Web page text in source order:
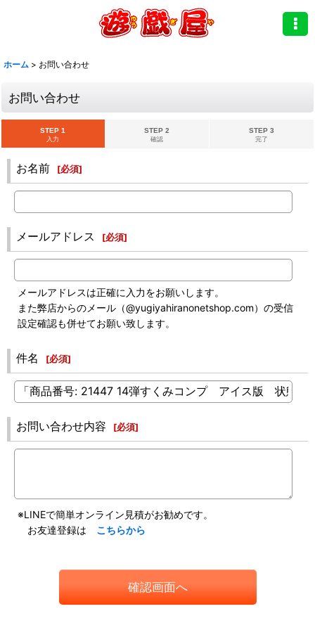
ホーム > お問い合わせ
お問い合わせ
STEP 1
入力
STEP 2
確認
STEP 3
完了
お名前 [必須]
メールアドレス [必須]
メールアドレスは正確に入力をお願いします。
また弊店からのメール（@yugiyahiranonetshop.com）の受信
設定確認も併せてお願い致します。
件名 [必須]
お問い合わせ内容 [必須]
※LINEで簡単オンライン見積がお勧めです。
お友達登録は こちらから
確認画面へ